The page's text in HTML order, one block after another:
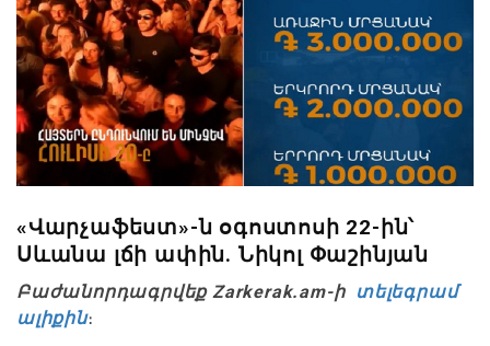
«Վարչաֆեստ»-ն օգոստոսի 22-ին՝
Սևանա լճի ափին. Նիկոլ Փաշինյան
Բաժանորդագրվեք Zarkerak.am-ի տելեգրամ
ալիքին։